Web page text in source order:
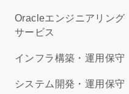
Oracleエンジニアリング
サービス
インフラ構築・運用保守
システム開発・運用保守